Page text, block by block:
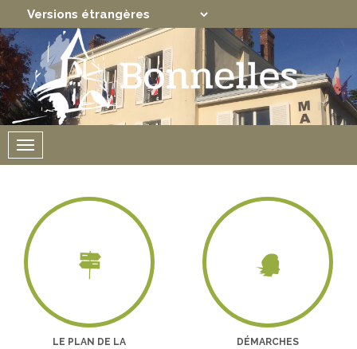
Powered by Translate
Menu
LE PLAN DE LA
DÉMARCHES